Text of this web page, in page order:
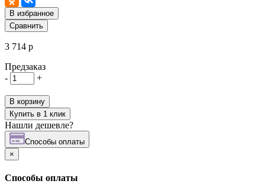
В избранное
Сравнить
3 714 р
Предзаказ
-
+
В корзину
Купить в 1 клик
Нашли дешевле?
Cпособы оплаты
×
Cпособы оплаты